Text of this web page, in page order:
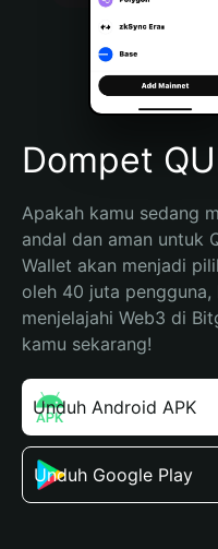
Português (Brasil)
Español (Argentina)
Dompet
Apakah kamu sedang
andal dan aman untuk
Wallet akan menjadi
oleh 40 juta
menjelajahi Web3 di
kamu sekarang!
Unduh Android APK
Unduh Google Play